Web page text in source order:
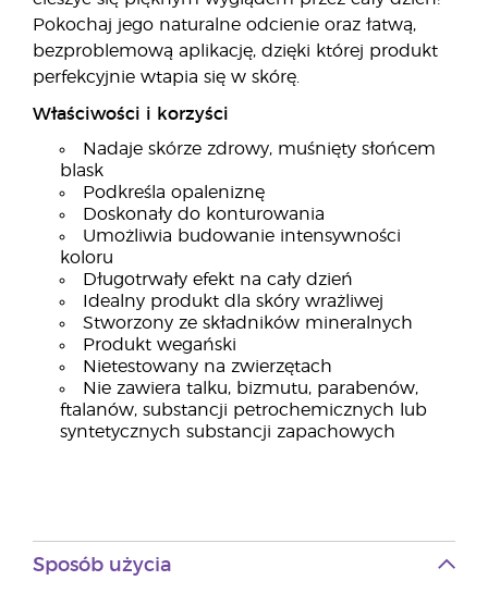
Pokochaj jego naturalne odcienie oraz łatwą,
bezproblemową aplikację, dzięki której produkt
perfekcyjnie wtapia się w skórę.
Właściwości i korzyści
Nadaje skórze zdrowy, muśnięty słońcem
blask
Podkreśla opaleniznę
Doskonały do konturowania
Umożliwia budowanie intensywności
koloru
Długotrwały efekt na cały dzień
Idealny produkt dla skóry wrażliwej
Stworzony ze składników mineralnych
Produkt wegański
Nietestowany na zwierzętach
Nie zawiera talku, bizmutu, parabenów,
ftalanów, substancji petrochemicznych lub
syntetycznych substancji zapachowych
Sposób użycia